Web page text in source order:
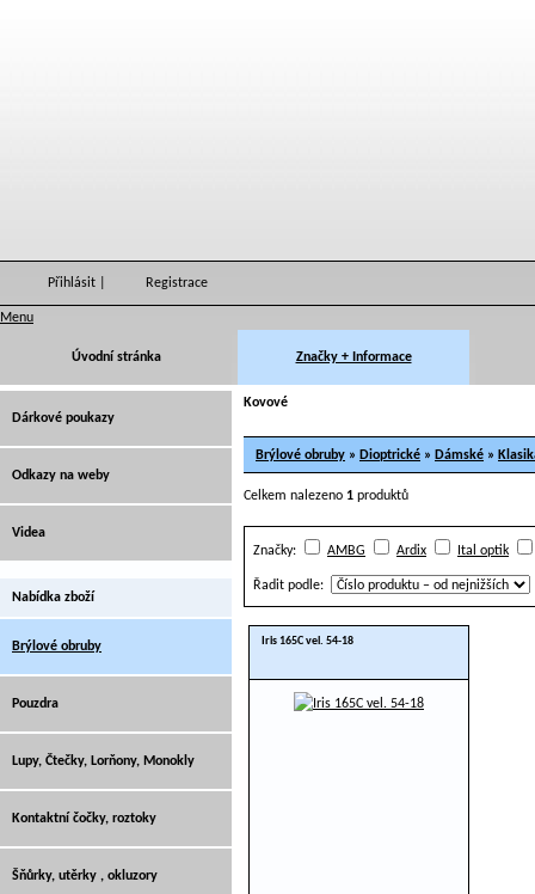
Přihlásit Registrace
Menu
Úvodní stránka Značky + Informace
Kovové
Brýlové obruby » Dioptrické » Dámské »
Celkem nalezeno 1 produktů
Značky: AMBG Ardix Ital optik
Řadit podle:
Iris 165C vel. 54-18
Dárkové poukazy
Odkazy na weby
Videa
Nabídka zboží
Brýlové obruby
Pouzdra
Lupy, Čtečky, Lorňony, Monokly
Kontaktní čočky, roztoky
Šňůrky, utěrky , okluzory